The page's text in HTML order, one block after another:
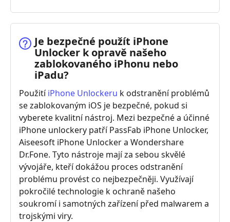
Je bezpečné použít iPhone
Unlocker k opravě našeho
zablokovaného iPhonu nebo
iPadu?
PoužitíiPhone Unlockeru k odstranění problémů
se zablokovaným iOS je bezpečné, pokud si
vyberete kvalitní nástroj. Mezi bezpečné a účinné
iPhone unlockery patří PassFab iPhone Unlocker,
Aiseesoft iPhone Unlocker a Wondershare
Dr.Fone. Tyto nástroje mají za sebou skvělé
vývojáře, kteří dokážou proces odstranění
problému provést co nejbezpečněji. Využívají
pokročilé technologie k ochraně našeho
soukromí i samotných zařízení před malwarem a
trojskými viry.